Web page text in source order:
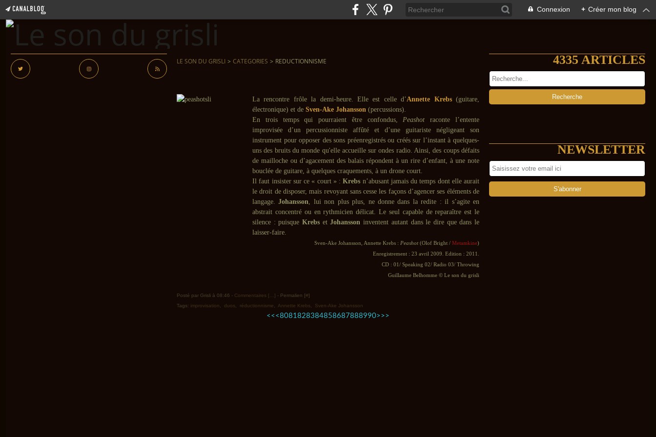
Connexion + Créer mon blog
LE SON DU GRISLI > CATEGORIES > REDUCTIONNISME
La rencontre frôle la demi-heure. Elle est celle d’Annette Krebs(guitare,
électronique) et de Sven-Ake Johansson (percussions).
En trois temps qui pourraient être confondus,Peashotraconte l’entente
improvisée d’un percussionniste affûté et d’une guitariste négligeant son
instrument pour opposer des sons préenregistrés ou créés sur l’instant à quelques-
uns des bruits du monde qu'elle accueille sur ondes radio. Ainsi, des coups défaits
de mailloche ou d’agacement des balais répondent à un rire d’enfant, à une note
bouclée de guitare, à quelques craquements, à un drone court.
Il faut insister sur ce « court » :Krebs n’abusant jamais du temps dont elle aurait
le droit de disposer, mais revoyant sans cesse les façons d’agencer ses éléments de
langage.Johansson, lui non plus plus, ne donne dans la redite : il s’agite en
abstrait concentré ou en rythmicien délicat. Le seul capable de reparaître est le
silence : puisqueKrebs etJohanssoninventent autant dans le dire que dans le
laisser-faire.
Sven-Ake Johansson, Annette Krebs : Peashot (Olof Bright / Metamkine)
Enregistrement : 23 avril 2009. Edition : 2011.
CD : 01/ Speaking 02/ Radio 03/ Throwing
Guillaume Belhomme © Le son du grisli
Posté par Grisli à 08:46 - Commentaires [ ] - Permalien [#]
Tags: improvisation duos réductionnisme Annette Krebs Sven-Ake Johansson
<< < 10
20
30
40
50
60
70
8081828384858687888990>>>
4335 ARTICLES
NEWSLETTER